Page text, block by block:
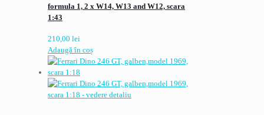
formula 1, 2 x W14, W13 and W12, scara
1:43
210,00 lei
Adaugă în coș